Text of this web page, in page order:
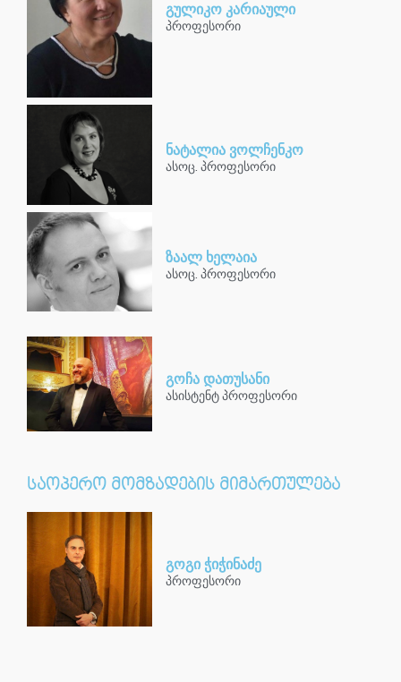
გულიკო კარიაული
პროფესორი
ნატალია ვოლჩენკო
ასოც. პროფესორი
ზაალ ხელაია
ასოც. პროფესორი
გოჩა დათუსანი
ასისტენტ პროფესორი
საოპერო მომზადების მიმართულება
გოგი ჭიჭინაძე
პროფესორი